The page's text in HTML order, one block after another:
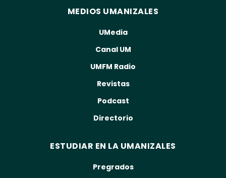
MEDIOS UMANIZALES
UMedia
Canal UM
UMFM Radio
Revistas
Podcast
Directorio
ESTUDIAR EN LA UMANIZALES
Pregrados